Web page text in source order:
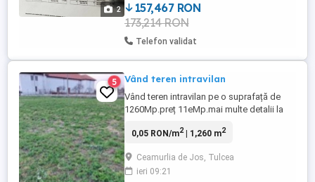
2
157,467 RON
173,214 RON
Telefon validat
5 Vând teren intravilan
Vând teren intravilan pe o suprafață de
1260Mp.preț 11eMp.mai multe detalii la
0,05 RON/m2| 1,260 m2
Ceamurlia de Jos, Tulcea
ieri 09:21